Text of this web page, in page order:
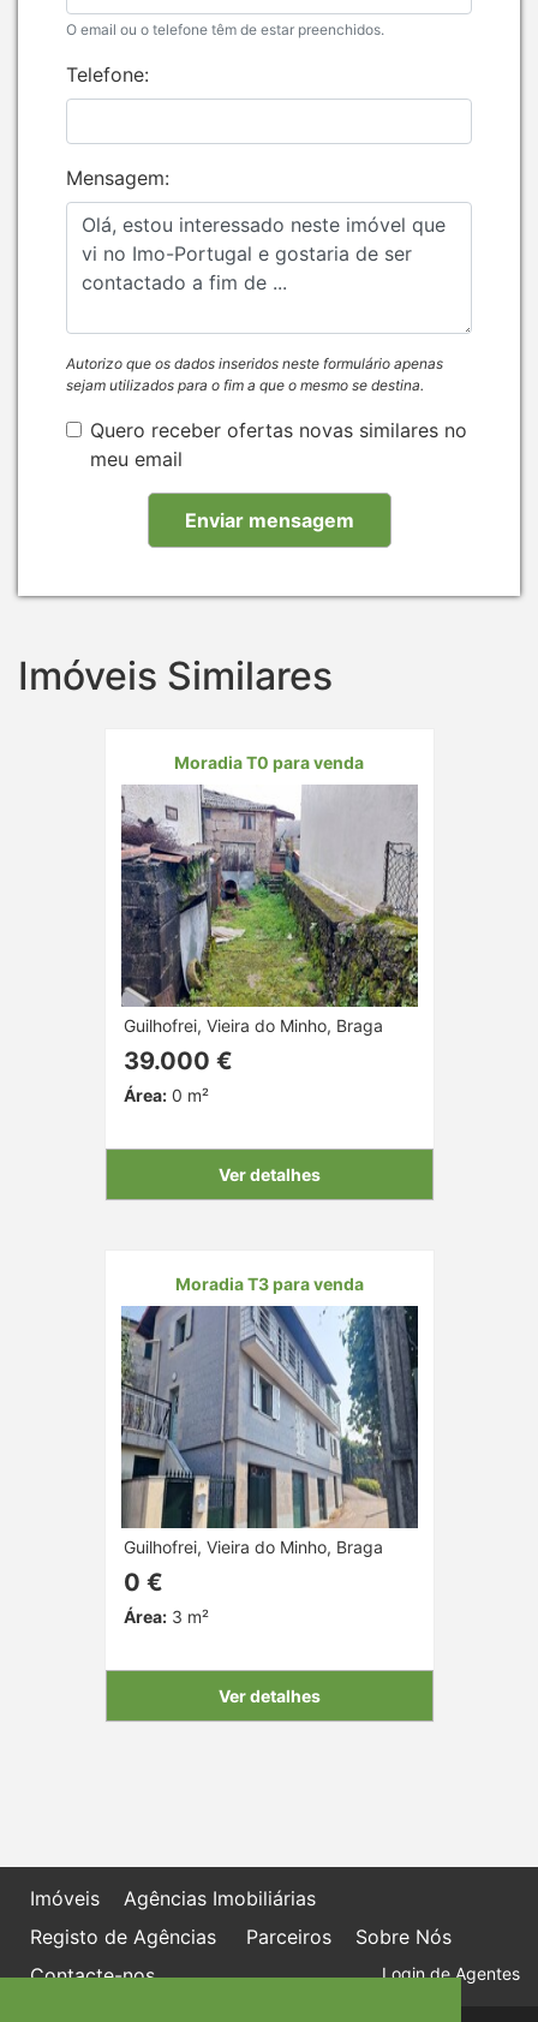
O email ou o telefone têm de estar preenchidos.
Telefone:
Mensagem:
Autorizo que os dados inseridos neste formulário apenas
sejam utilizados para o fim a que o mesmo se destina.
Quero receber ofertas novas similares no
meu email
Imóveis Similares
Moradia T0 para venda
Guilhofrei, Vieira do Minho, Braga
39.000 €
Área:0 m²
Ver detalhes
Moradia T3 para venda
Guilhofrei, Vieira do Minho, Braga
0 €
Área:3 m²
Ver detalhes
Imóveis
Agências Imobiliárias
Registo de Agências
Parceiros
Sobre Nós
Contacte-nos
Login de Agentes